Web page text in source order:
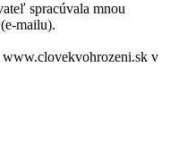
spracúvala mnou
mailu).
www.clovekvohrozeni.sk v